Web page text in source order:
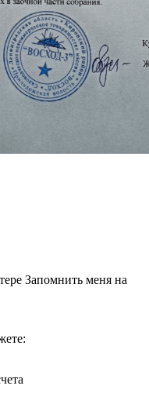
Запомнить меня на